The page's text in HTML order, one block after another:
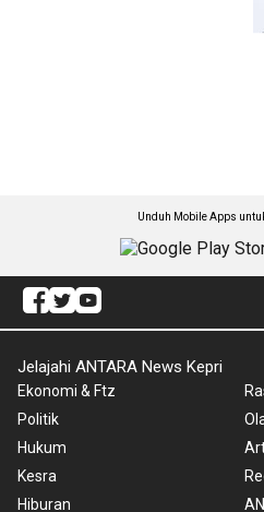
Unduh Mobile Apps
Jelajahi ANTARA News Kepri
Ekonomi & Ftz
Politik
Hukum
Kesra
Hiburan